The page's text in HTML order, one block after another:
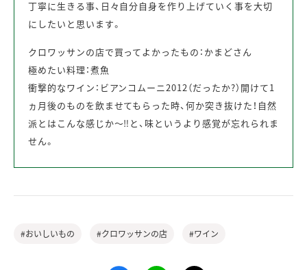
丁寧に生きる事、日々自分自身を作り上げていく事を大切
にしたいと思います。
クロワッサンの店で買ってよかったもの：かまどさん
極めたい料理：煮魚
衝撃的なワイン：ビアンコムーニ2012（だったか?）開けて1
ヵ月後のものを飲ませてもらった時、何か突き抜けた！自然
派とはこんな感じか～‼と、味というより感覚が忘れられま
せん。
#おいしいもの #クロワッサンの店 #ワイン